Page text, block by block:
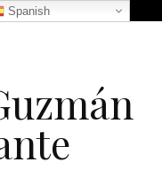
Spanish